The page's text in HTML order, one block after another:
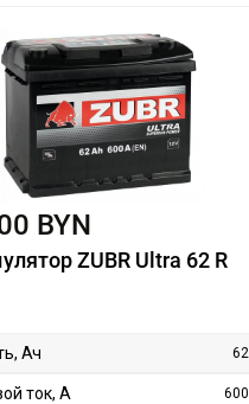
BYN
ZUBR Ultra 62 R
Ач 62
ток, А 600